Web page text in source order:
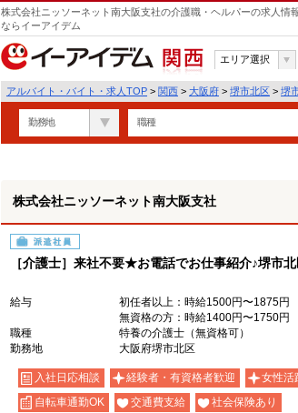
株式会社ニッソーネット南大阪支社の介護職・ヘルパーの求人情
ならイーアイデム
関西
エリア選択
アルバイト・バイト・求人TOP > 関西 > 大阪府 > 堺市北区 > 堺
勤務地 職種
株式会社ニッソーネット南大阪支社
派遣社員
［介護士］来社不要★お電話でお仕事紹介♪堺市
給与
初任者以上：時給1500円〜1875円
無資格の方：時給1400円〜1750円
職種
特養の介護士（無資格可）
勤務地
大阪府堺市北区
入社日応相談 経験者・有資格者歓迎 女性活
自転車通勤OK
交通費支給 社会保険あり